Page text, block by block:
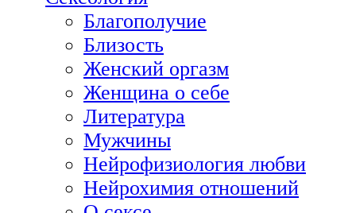
Благополучие
Близость
Женский оргазм
Женщина о себе
Литература
Мужчины
Нейрофизиология любви
Нейрохимия отношений